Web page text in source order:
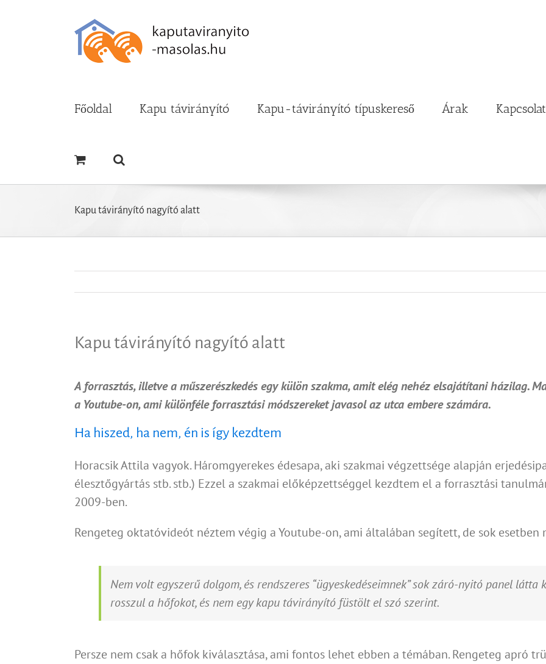
Főoldal Kapu távirányító Kapu-távirányító típuskereső Árak Kapcsolat
Kapu távirányító nagyító alatt
Kapu távirányító nagyító alatt
A forrasztás, illetve a műszerészkedés egy külön szakma, amit elég nehéz elsajátítani házilag.
a Youtube-on, ami különféle forrasztási módszereket javasol az utca embere számára.
Ha hiszed, ha nem, én is így kezdtem
Horacsik Attila vagyok. Háromgyerekes édesapa, aki szakmai végzettsége alapján
élesztőgyártás stb. stb.) Ezzel a szakmai előképzettséggel kezdtem el a forrasztási
2009-ben.
Rengeteg oktatóvideót néztem végig a Youtube-on, ami általában segített, de sok
Nem volt egyszerű dolgom, és rendszeres “ügyeskedéseimnek” sok záró-nyitó panel
rosszul a hőfokot, és nem egy kapu távirányító füstölt el szó szerint.
Persze nem csak a hőfok kiválasztása, ami fontos lehet ebben a témában. Rengeteg apró